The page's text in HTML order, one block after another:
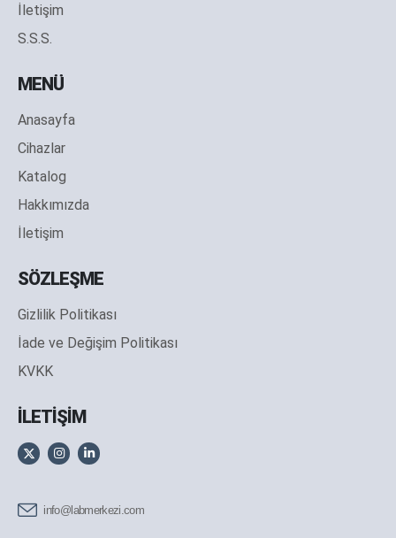
İletişim
S.S.S.
MENÜ
Anasayfa
Cihazlar
Katalog
Hakkımızda
İletişim
SÖZLEŞME
Gizlilik Politikası
İade ve Değişim Politikası
KVKK
İLETİŞİM
info@labmerkezi.com